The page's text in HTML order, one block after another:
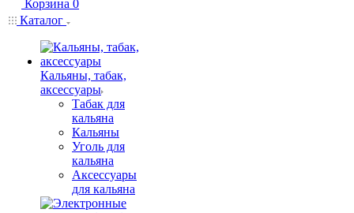
Корзина 0
Каталог
Кальяны, табак,
аксессуары
Табак для
кальяна
Кальяны
Уголь для
кальяна
Аксессуары
для кальяна